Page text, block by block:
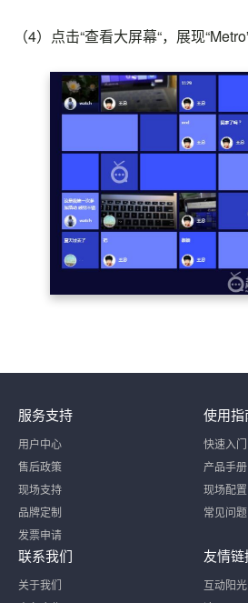
（4） 点击“查看大屏幕“，展现
服务支持
用户中心
售后政策
现场支持
品牌定制
发票申请
使用指
快速入门
产品手册
现场配置
常见问题
联系我们
关于我们
友情链
互动阳光